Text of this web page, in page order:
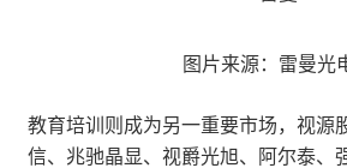
图片来源：雷曼光
教育培训则成为另一重要市场，视源
信、兆驰晶显、视爵光旭、阿尔泰、